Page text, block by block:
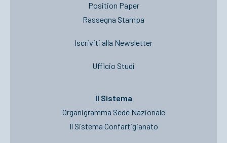
Position Paper
Rassegna Stampa
Iscriviti alla Newsletter
Ufficio Studi
Il Sistema
Organigramma Sede Nazionale
Il Sistema Confartigianato